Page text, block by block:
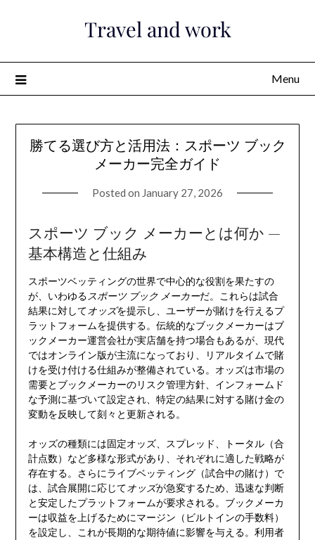
Travel and work
Menu
勝てる選び方と活用法：スポーツ ブック
メーカー完全ガイド
Posted on January 27, 2026
スポーツ ブック メーカーとは何か —
基本構造と仕組み
スポーツベッティングの世界で中心的な役割を果たすの
が、いわゆる スポーツ ブック メーカーだ。これらは試合
結果に対してオッズを提示し、ユーザーが賭けを行えるプ
ラットフォームを提供する。伝統的なブックメーカーはブ
ックメーカー運営会社が実店舗を持つ場合もあるが、現代
ではオンライン版が主流になっており、リアルタイムで賭
けを受け付ける仕組みが整備されている。オッズは市場の
需要とブックメーカーのリスク管理方針、インフォームド
な予測に基づいて設定され、特定の結果に対する賭け金の
変動を反映して刻々と更新される。
オッズの種類には固定オッズ、スプレッド、トータル（合
計点数）など多様な形式があり、それぞれに適した戦略が
存在する。さらにライブベッティング（試合中の賭け）で
は、試合展開に応じてオッズが急変するため、迅速な判断
と安定したプラットフォームが要求される。ブックメーカ
ーは収益を上げるためにマージン（ビルトインの手数料）
を設定し、これが長期的な期待値に影響を与える。利用者